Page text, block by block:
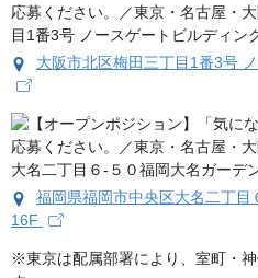
大阪市北区梅田三丁目1番3号
福岡県福岡市中央区大名二丁目
16F
※東京は配属部署により、室町・